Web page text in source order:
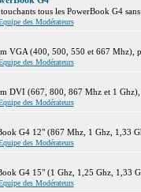
tous les PowerBook G4
des Modérateurs
VGA (400, 500, 550 et 667 Mhz),
des Modérateurs
DVI (667, 800, 867 Mhz et 1 Ghz),
des Modérateurs
G4 12" (867 Mhz, 1 Ghz, 1,33
des Modérateurs
G4 15" (1 Ghz, 1,25 Ghz, 1,33
des Modérateurs